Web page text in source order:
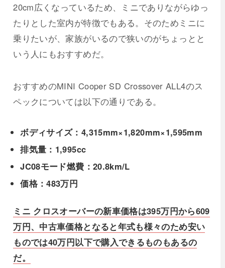
20cm広くなっているため、ミニでありながらゆっ
たりとした室内が特徴でもある。そのためミニに
乗りたいが、家族がいるので狭いのがちょっとと
いう人にもおすすめだ。
おすすめのMINI Cooper SD Crossover ALL4のス
ペックについては以下の通りである。
ボディサイズ：4,315mm×1,820mm×1,595mm
排気量：1,995cc
JC08モード燃費：20.8km/L
価格：483万円
ミニ クロスオーバーの新車価格は395万円から609
万円、中古車価格となると年式も様々のため安い
ものでは40万円以下で購入できるものもあるの
だ。